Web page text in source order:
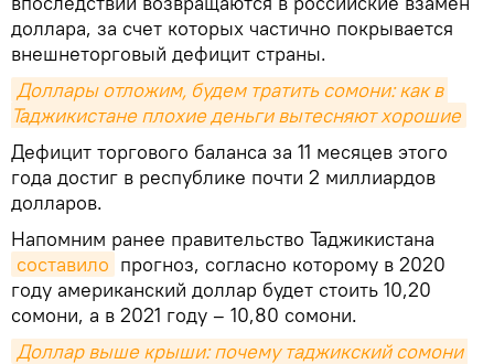
доллара, за счет которых частично покрывается
внешнеторговый дефицит страны.
Доллары отложим, будем тратить сомони: как в
Таджикистане плохие деньги вытесняют хорошие
Дефицит торгового баланса за 11 месяцев этого
года достиг в республике почти 2 миллиардов
долларов.
Напомним ранее правительство Таджикистана
составило прогноз, согласно которому в 2020
году американский доллар будет стоить 10,20
сомони, а в 2021 году – 10,80 сомони.
Доллар выше крыши: почему таджикский сомони